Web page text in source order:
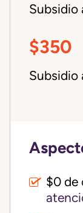
Subsidio
$350
Subsidio
$0 de